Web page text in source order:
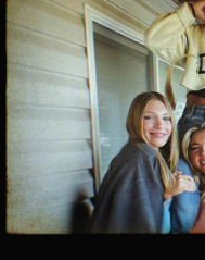
Country wordt